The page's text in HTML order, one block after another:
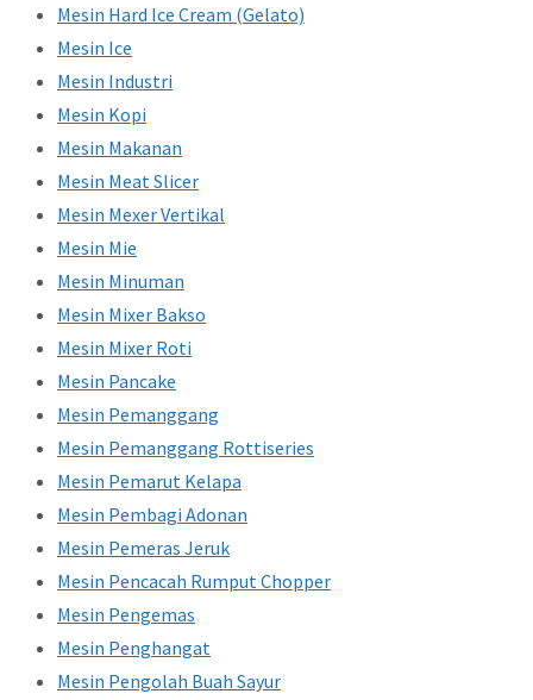
Mesin Hard Ice Cream (Gelato)
Mesin Ice
Mesin Industri
Mesin Kopi
Mesin Makanan
Mesin Meat Slicer
Mesin Mexer Vertikal
Mesin Mie
Mesin Minuman
Mesin Mixer Bakso
Mesin Mixer Roti
Mesin Pancake
Mesin Pemanggang
Mesin Pemanggang Rottiseries
Mesin Pemarut Kelapa
Mesin Pembagi Adonan
Mesin Pemeras Jeruk
Mesin Pencacah Rumput Chopper
Mesin Pengemas
Mesin Penghangat
Mesin Pengolah Buah Sayur